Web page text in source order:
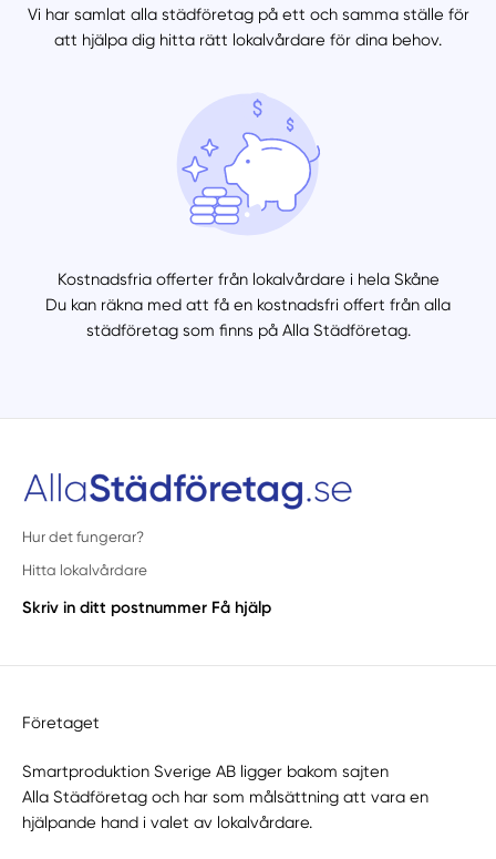
Vi har samlat alla städföretag på ett och samma ställe för
att hjälpa dig hitta rätt lokalvårdare för dina behov.
Kostnadsfria offerter från lokalvårdare i hela Skåne
Du kan räkna med att få en kostnadsfri offert från alla
städföretag som finns på Alla Städföretag.
Hur det fungerar?
Hitta lokalvårdare
Skriv in ditt postnummer Få hjälp
Företaget
Smartproduktion Sverige AB ligger bakom sajten
Alla Städföretag och har som målsättning att vara en
hjälpande hand i valet av lokalvårdare.